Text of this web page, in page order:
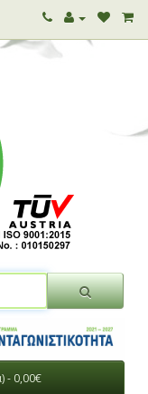
- 0,00€